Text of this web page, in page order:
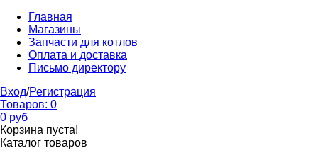
Главная
Магазины
Запчасти для котлов
Оплата и доставка
Письмо директору
Вход/Регистрация
Товаров: 0
0 руб
Корзина пуста!
Каталог товаров